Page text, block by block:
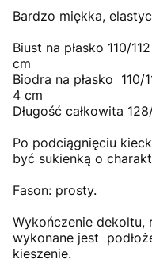
Bardzo miękka,
Biust na płasko 110/
cm
Biodra na płasko 110/
4 cm
Długość całkowita
Po podciągnięciu
być sukienką o
Fason: prosty.
Wykończenie dekoltu,
wykonane jest
kieszenie.